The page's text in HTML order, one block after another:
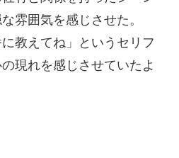
雰囲気を感じさせた。
に教えてね」というセリフ
現れを感じさせていたよ